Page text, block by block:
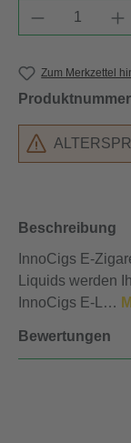
Produkt
Zum Merkzettel
Beschreibung
InnoCigs E-
Liquids werden
InnoCigs E-L…
Bewertungen